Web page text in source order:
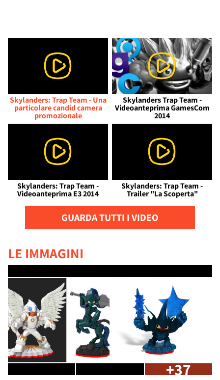
Skylanders: Trap Team - Una
particolare candid camera
promozionale
Skylanders Trap Team -
Videoanteprima GamesCom
2014
Skylanders: Trap Team -
Videoanteprima E3 2014
Skylanders: Trap Team -
Trailer "La Scoperta"
GUARDA TUTTI I VIDEO
LE IMMAGINI
+37